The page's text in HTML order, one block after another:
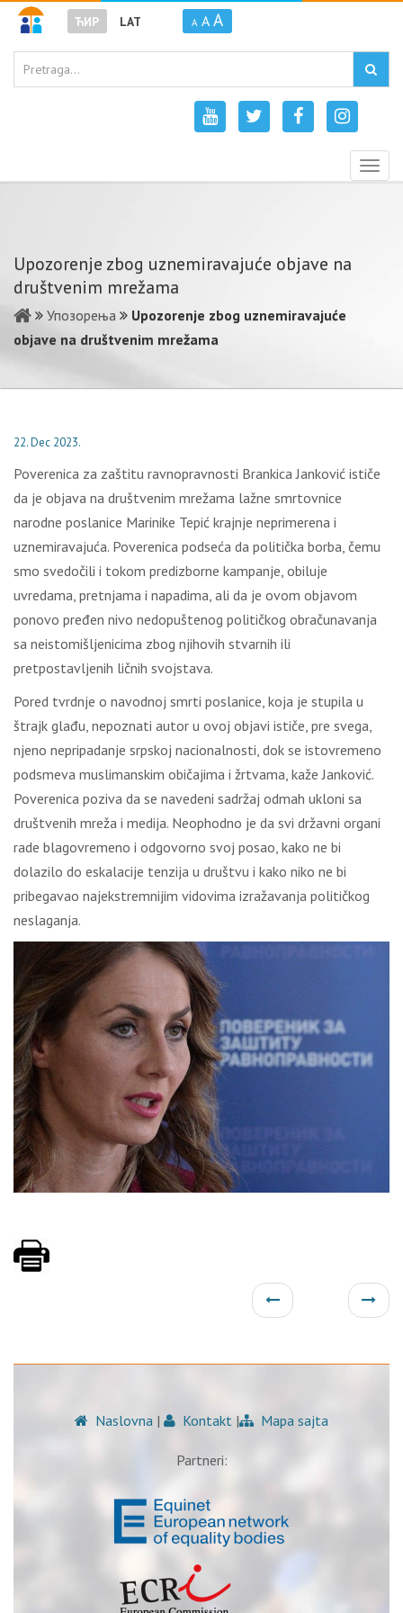
ЋИР LAT A A A
Upozorenje zbog uznemiravajuće objave na
društvenim mrežama
Упозорења
Upozorenje zbog uznemiravajuće
objave na društvenim mrežama
22. Dec 2023.
Poverenica za zaštitu ravnopravnosti Brankica Janković ističe
da je objava na društvenim mrežama lažne smrtovnice
narodne poslanice Marinike Tepić krajnje neprimerena i
uznemiravajuća. Poverenica podseća da politička borba, čemu
smo svedočili i tokom predizborne kampanje, obiluje
uvredama, pretnjama i napadima, ali da je ovom objavom
ponovo pređen nivo nedopuštenog političkog obračunavanja
sa neistomišljenicima zbog njihovih stvarnih ili
pretpostavljenih ličnih svojstava.
Pored tvrdnje o navodnoj smrti poslanice, koja je stupila u
štrajk glađu, nepoznati autor u ovoj objavi ističe, pre svega,
njeno nepripadanje srpskoj nacionalnosti, dok se istovremeno
podsmeva muslimanskim običajima i žrtvama, kaže Janković.
Poverenica poziva da se navedeni sadržaj odmah ukloni sa
društvenih mreža i medija. Neophodno je da svi državni organi
rade blagovremeno i odgovorno svoj posao, kako ne bi
dolazilo do eskalacije tenzija u društvu i kako niko ne bi
pribegavao najekstremnijim vidovima izražavanja političkog
neslaganja.
Naslovna | Kontakt | Mapa sajta
Partneri: